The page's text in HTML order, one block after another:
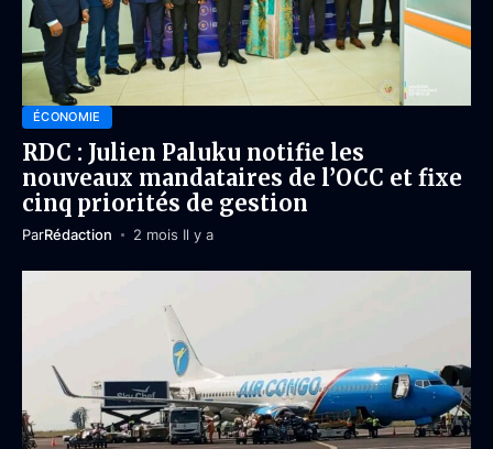
ÉCONOMIE
RDC : Julien Paluku notifie les
nouveaux mandataires de l’OCC et fixe
cinq priorités de gestion
ParRédaction 2 mois Il y a